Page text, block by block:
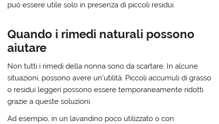
può essere utile solo in presenza di piccoli residui.
Quando i rimedi naturali possono
aiutare
Non tutti i rimedi della nonna sono da scartare. In alcune
situazioni, possono avere un’utilità. Piccoli accumuli di grasso
o residui leggeri possono essere temporaneamente ridotti
grazie a queste soluzioni.
Ad esempio, in un lavandino poco utilizzato o con